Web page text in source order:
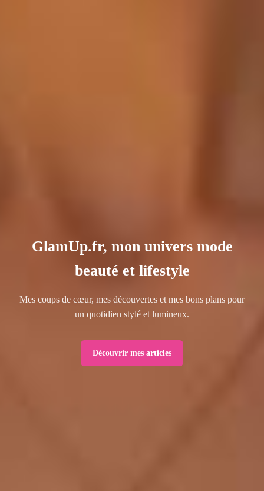
GlamUp.fr, mon univers mode
beauté et lifestyle
Mes coups de cœur, mes découvertes et mes bons plans pour
un quotidien stylé et lumineux.
Découvrir mes articles